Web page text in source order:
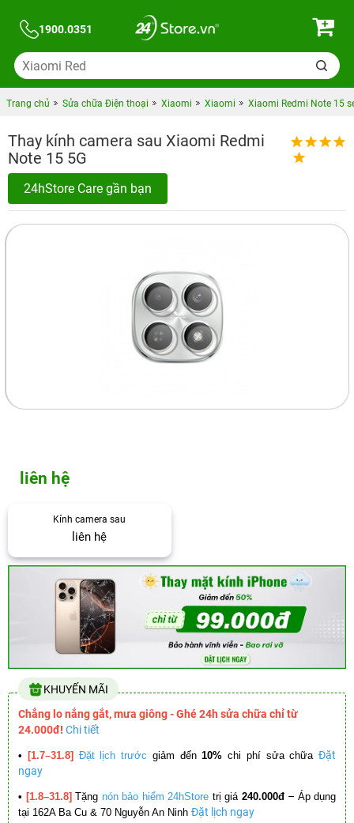
1900.0351
Trang chủ Sửa chữa Điện thoại Xiaomi Xiaomi Xiaomi Redmi Note 15
Thay kính camera sau Xiaomi Redmi
Note 15 5G
24hStore Care gần bạn
liên hệ
Kính camera sau
liên hệ
KHUYẾN MÃI
Chẳng lo nắng gắt, mưa giông - Ghé 24h sửa chữa chỉ từ
24.000đ! Chi tiết
• [1.7–31.8] Đặt lịch trước giảm đến10% chi phí sửa chữa Đặt
ngay
• [1.8–31.8] Tặng nón bảo hiểm 24hStore trị giá 240.000đ – Áp dụng
tại 162A Ba Cu & 70 Nguyễn An Ninh Đặt lịch ngay